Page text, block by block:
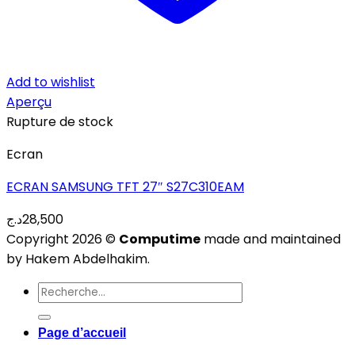
Add to wishlist
Aperçu
Rupture de stock
Ecran
ECRAN SAMSUNG TFT 27″ S27C310EAM
28,500د.ج
Copyright 2026 © Computime made and maintained
by Hakem Abdelhakim.
Recherche
pour :
Page d’accueil